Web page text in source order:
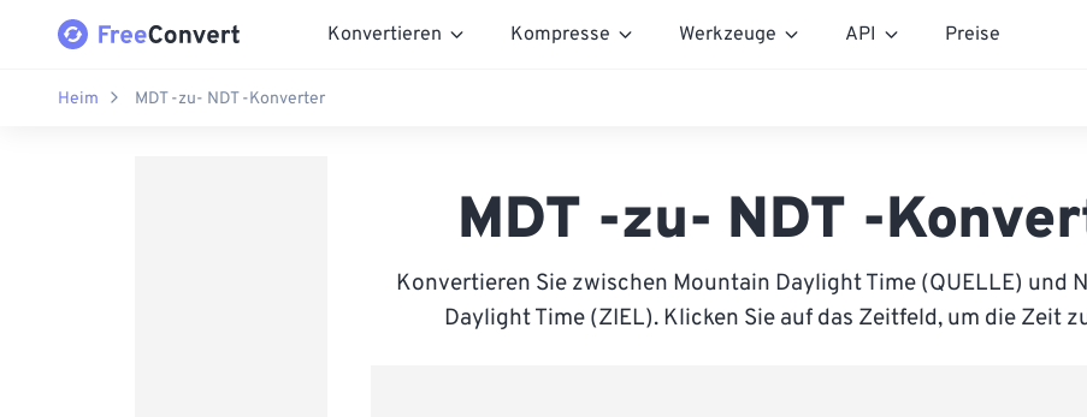
Konvertieren Kompresse Werkzeuge API Preise
Heim MDT -zu- NDT -Konverter
MDT -zu- NDT -
Konvertieren Sie zwischen Mountain Daylight Time (QUELLE) und
Daylight Time (ZIEL). Klicken Sie auf das Zeitfeld, um die Zeit